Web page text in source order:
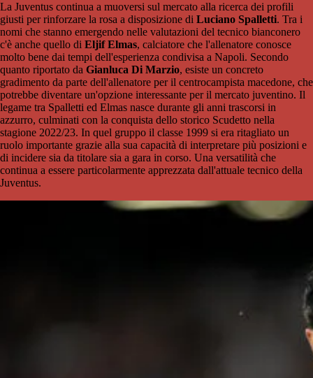
La Juventus continua a muoversi sul mercato alla ricerca dei profili
giusti per rinforzare la rosa a disposizione di Luciano Spalletti. Tra i
nomi che stanno emergendo nelle valutazioni del tecnico bianconero
c'è anche quello di Eljif Elmas, calciatore che l'allenatore conosce
molto bene dai tempi dell'esperienza condivisa a Napoli. Secondo
quanto riportato da Gianluca Di Marzio, esiste un concreto
gradimento da parte dell'allenatore per il centrocampista macedone, che
potrebbe diventare un'opzione interessante per il mercato juventino. Il
legame tra Spalletti ed Elmas nasce durante gli anni trascorsi in
azzurro, culminati con la conquista dello storico Scudetto nella
stagione 2022/23. In quel gruppo il classe 1999 si era ritagliato un
ruolo importante grazie alla sua capacità di interpretare più posizioni e
di incidere sia da titolare sia a gara in corso. Una versatilità che
continua a essere particolarmente apprezzata dall'attuale tecnico della
Juventus.